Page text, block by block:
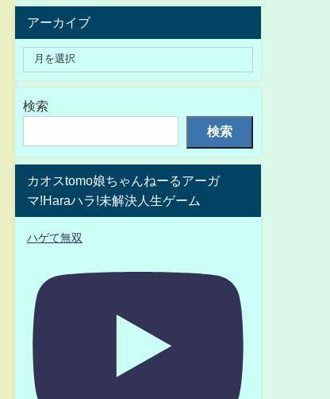
アーカイブ
検索
検索
カオスtomo娘ちゃんねーるアーガ
マ!Haraハラ!未解決人生ゲーム
ハゲて無双